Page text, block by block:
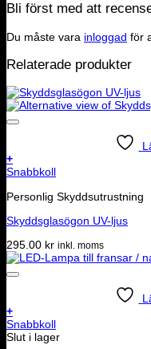
Bli först med att
Du måste vara inloggad för
Relaterade produkter
+
Snabbkoll
Personlig Skyddsutrustning
Skyddsglasögon UV-ljus
295.00 kr inkl. moms
+
Snabbkoll
Slut i lager